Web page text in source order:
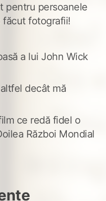
pentru persoanele
făcut fotografii!
a lui John Wick
decât mă
ce redă fidel o
Război Mondial